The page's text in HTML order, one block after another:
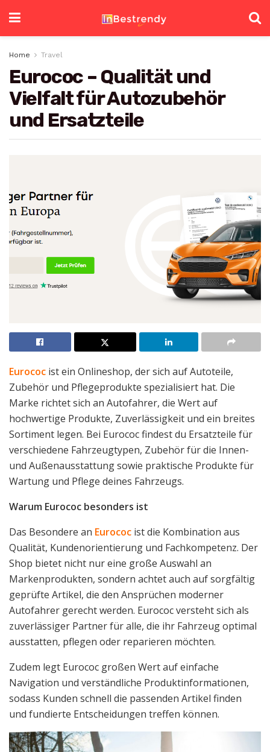
Home Travel
Eurococ – Qualität und
Vielfalt für Autozubehör
und Ersatzteile
Eurococ ist ein Onlineshop, der sich auf Autoteile,
Zubehör und Pflegeprodukte spezialisiert hat. Die
Marke richtet sich an Autofahrer, die Wert auf
hochwertige Produkte, Zuverlässigkeit und ein breites
Sortiment legen. Bei Eurococ findest du Ersatzteile für
verschiedene Fahrzeugtypen, Zubehör für die Innen-
und Außenausstattung sowie praktische Produkte für
Wartung und Pflege deines Fahrzeugs.
Warum Eurococ besonders ist
Das Besondere an Eurococ ist die Kombination aus
Qualität, Kundenorientierung und Fachkompetenz. Der
Shop bietet nicht nur eine große Auswahl an
Markenprodukten, sondern achtet auch auf sorgfältig
geprüfte Artikel, die den Ansprüchen moderner
Autofahrer gerecht werden. Eurococ versteht sich als
zuverlässiger Partner für alle, die ihr Fahrzeug optimal
ausstatten, pflegen oder reparieren möchten.
Zudem legt Eurococ großen Wert auf einfache
Navigation und verständliche Produktinformationen,
sodass Kunden schnell die passenden Artikel finden
und fundierte Entscheidungen treffen können.